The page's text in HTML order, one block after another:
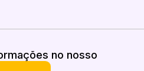
no nosso